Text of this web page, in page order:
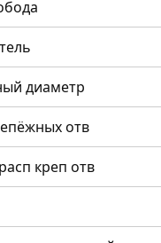
диаметр
отв
креп отв